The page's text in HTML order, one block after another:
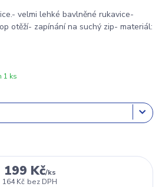
velmi lehké bavlněné rukavice-
otěží- zapínání na suchý zip- materiál:
1 ks
199 Kč/ks
164 Kč bez DPH